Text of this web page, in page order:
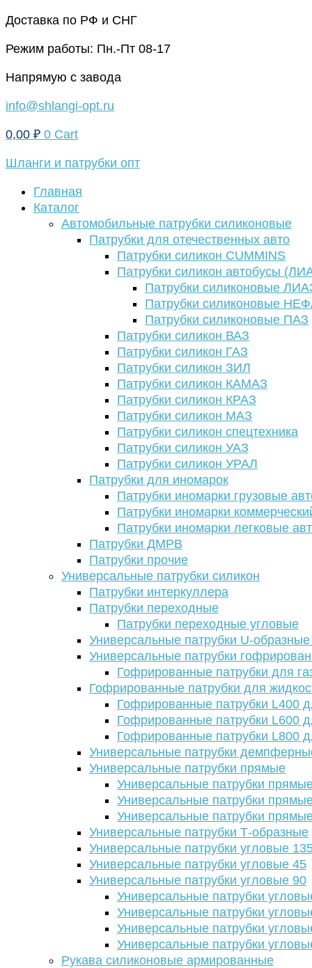
Перейти
содержимому
Доставка по РФ и СНГ
Режим работы: Пн.-Пт 08-17
Напрямую с завода
info@shlangi-opt.ru
0,00 ₽ 0 Cart
Шланги и патрубки опт
Главная
Каталог
Автомобильные патрубки силиконовые
Патрубки для отечественных авто
Патрубки силикон CUMMINS
Патрубки силикон автобусы
Патрубки силиконовые
Патрубки силиконовые
Патрубки силиконовые ПАЗ
Патрубки силикон ВАЗ
Патрубки силикон ГАЗ
Патрубки силикон ЗИЛ
Патрубки силикон КАМАЗ
Патрубки силикон КРАЗ
Патрубки силикон МАЗ
Патрубки силикон спецтехника
Патрубки силикон УАЗ
Патрубки силикон УРАЛ
Патрубки для иномарок
Патрубки иномарки грузовые
Патрубки иномарки
Патрубки иномарки легковые
Патрубки ДМРВ
Патрубки прочие
Универсальные патрубки силикон
Патрубки интеркуллера
Патрубки переходные
Патрубки переходные угловые
Универсальные патрубки U-
Универсальные патрубки
Гофрированные патрубки для
Гофрированные патрубки для
Гофрированные патрубки L400
Гофрированные патрубки L600
Гофрированные патрубки L800
Универсальные патрубки
Универсальные патрубки прямые
Универсальные патрубки
Универсальные патрубки
Универсальные патрубки
Универсальные патрубки Т-образные
Универсальные патрубки угловые
Универсальные патрубки угловые 45
Универсальные патрубки угловые 90
Универсальные патрубки
Универсальные патрубки
Универсальные патрубки
Универсальные патрубки
Рукава силиконовые армированные